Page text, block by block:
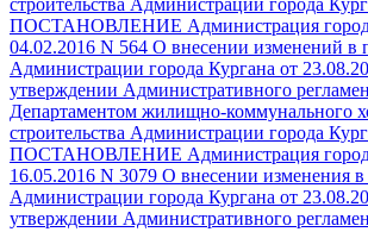
ПОСТАНОВЛЕНИЕ Администрация
04.02.2016 N 564 О внесении изменений в
Администрации города Кургана от
утверждении Административного
Департаментом жилищно-коммунального
строительства Администрации города
ПОСТАНОВЛЕНИЕ Администрация
16.05.2016 N 3079 О внесении изменения в
Администрации города Кургана от
утверждении Административного